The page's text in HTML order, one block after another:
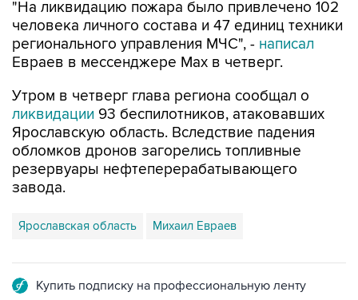
регионального управления МЧС", -написал
Евраев в мессенджере Мах в четверг.
Утром в четверг глава региона сообщал о
Ярославскую область. Вследствие падения
обломков дронов загорелись топливные
резервуары нефтеперерабатывающего
завода.
Ярославская область
Подписаться на рассылку главных новостей сайта